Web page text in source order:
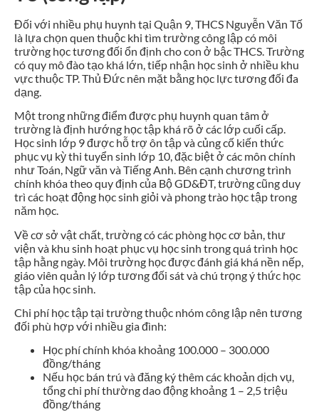
Đối với nhiều phụ huynh tại Quận 9, THCS Nguyễn Văn Tố
là lựa chọn quen thuộc khi tìm trường công lập có môi
trường học tương đối ổn định cho con ở bậc THCS. Trường
có quy mô đào tạo khá lớn, tiếp nhận học sinh ở nhiều khu
vực thuộc TP. Thủ Đức nên mặt bằng học lực tương đối đa
dạng.
Một trong những điểm được phụ huynh quan tâm ở
trường là định hướng học tập khá rõ ở các lớp cuối cấp.
Học sinh lớp 9 được hỗ trợ ôn tập và củng cố kiến thức
phục vụ kỳ thi tuyển sinh lớp 10, đặc biệt ở các môn chính
như Toán, Ngữ văn và Tiếng Anh. Bên cạnh chương trình
chính khóa theo quy định của Bộ GD&ĐT, trường cũng duy
trì các hoạt động học sinh giỏi và phong trào học tập trong
năm học.
Về cơ sở vật chất, trường có các phòng học cơ bản, thư
viện và khu sinh hoạt phục vụ học sinh trong quá trình học
tập hằng ngày. Môi trường học được đánh giá khá nền nếp,
giáo viên quản lý lớp tương đối sát và chú trọng ý thức học
tập của học sinh.
Chi phí học tập tại trường thuộc nhóm công lập nên tương
đối phù hợp với nhiều gia đình:
Học phí chính khóa khoảng 100.000 – 300.000
đồng/tháng
Nếu học bán trú và đăng ký thêm các khoản dịch vụ,
tổng chi phí thường dao động khoảng 1 – 2,5 triệu
đồng/tháng